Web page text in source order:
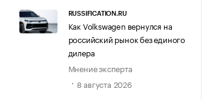
RUSSIFICATION.RU
Как Volkswagen вернулся на
российский рынок без единого
дилера
Мнение эксперта
8 августа 2026